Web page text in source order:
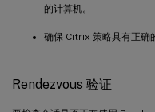
的计算机。
确保 Citrix 策略具有正确
Rendezvous 验证